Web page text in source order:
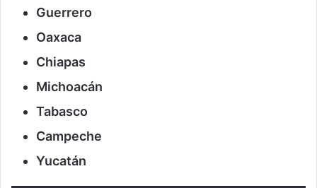
Guerrero
Oaxaca
Chiapas
Michoacán
Tabasco
Campeche
Yucatán